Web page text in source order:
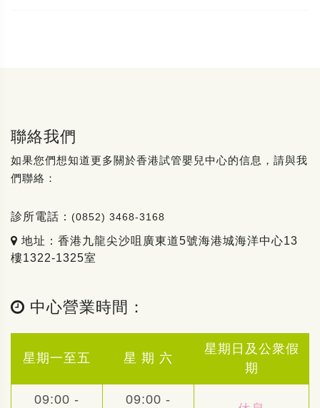
聯絡我們
如果您們想知道更多關於香港試管嬰兒中心的信息，請與我
們聯絡：
診所電話： (0852) 3468-3168
地址：香港九龍尖沙咀廣東道5號海港城海洋中心13
樓1322-1325室
中心營業時間：
星期一至五 星 期 六
星期日及公衆假
期
09:00 - 09:00 -